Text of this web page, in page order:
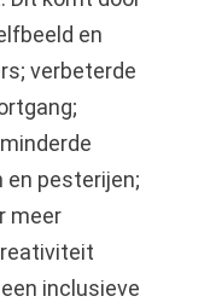
en
verbeterde
en pesterijen;
meer
inclusieve